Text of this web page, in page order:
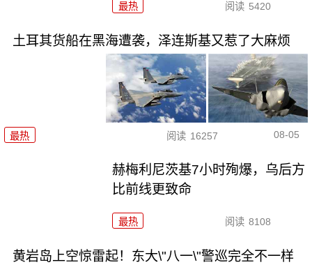
最热 阅读 5420
土耳其货船在黑海遭袭，泽连斯基又惹了大麻烦
最热 阅读 16257 08-05
赫梅利尼茨基7小时殉爆，乌后方
比前线更致命
最热 阅读 8108
黄岩岛上空惊雷起！东大\"八一\"警巡完全不一样